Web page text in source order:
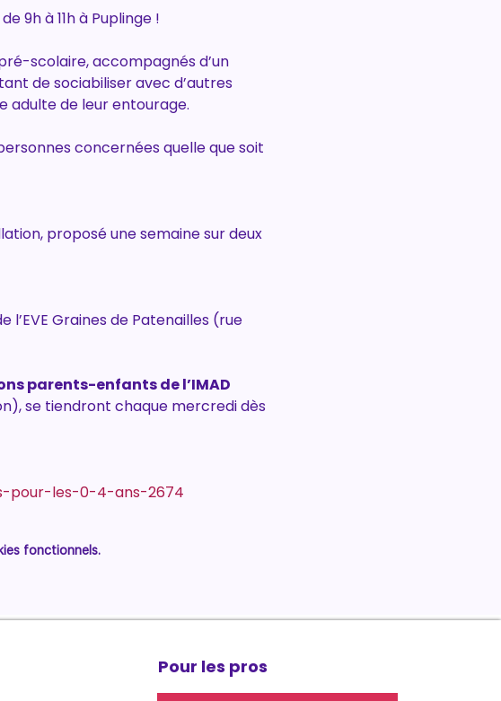
9h à 11h à Puplinge !
scolaire, accompagnés d’un
de sociabiliser avec d’autres
adulte de leur entourage.
concernées quelle que soit
proposé une semaine sur deux
l’EVE Graines de Patenailles (rue
parents-enfants de l’IMAD
se tiendront chaque mercredi dès
pour-les-0-4-ans-2674
fonctionnels.
Pour les pros